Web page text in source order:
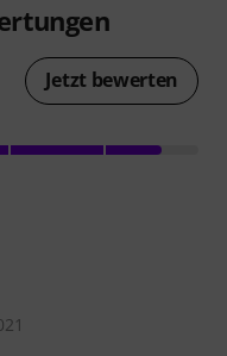
Jetzt bewerten